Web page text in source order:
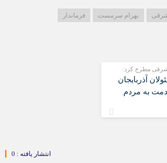
شرقی بهرام سرمست فرماندار
شرقی مطرح کرد:
آذربایجان
به مردم
انتشار یافته : 0